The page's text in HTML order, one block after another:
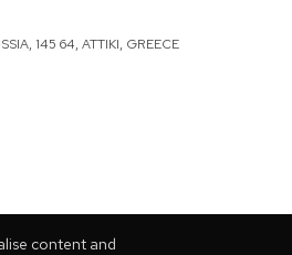
145 64, ATTIKI, GREECE
content and